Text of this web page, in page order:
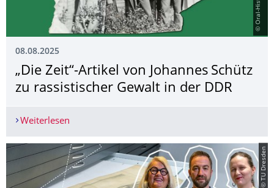
08.08.2025
„Die Zeit“-Artikel von Johannes Schütz
zu rassistischer Gewalt in der DDR
Weiterlesen
© TU Dresden